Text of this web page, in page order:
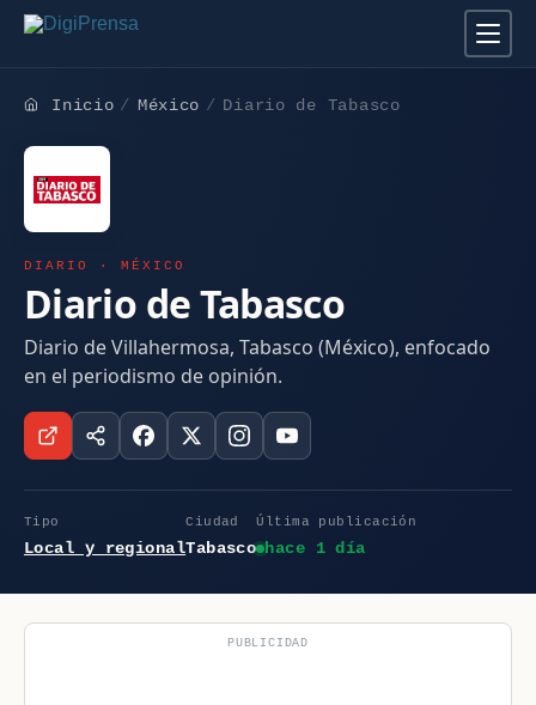
Inicio México Diario de Tabasco
DIARIO · MÉXICO
Diario de Tabasco
Diario de Villahermosa, Tabasco (México), enfocado
en el periodismo de opinión.
Tipo
Local y regional
Ciudad
Tabasco
Última publicación
hace 1 día
PUBLICIDAD